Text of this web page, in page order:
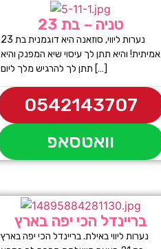
טניה – בת 23
נערות ליווי, סוזאנה היא דוגמנית בת 23
אמיתית! והיא תתן לך עיסוי שיא המפנק והיא
תתן לך להרגיש מלך ליום […]
0542143707
וואטסאפ
בריינדל הכי יפה בארץ
נערות ליווי באילת. בריינדל הכי יפה בארץ